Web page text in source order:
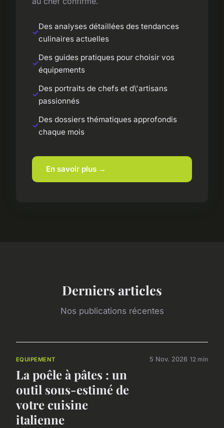
Des analyses détaillées des tendances
culinaires actuelles
Des guides pratiques pour choisir vos
équipements
Des portraits de chefs et d\'artisans
passionnés
Des dossiers thématiques approfondis
chaque mois
En savoir plus →
Derniers articles
Nos publications récentes
EQUIPEMENT
La poêle à pâtes : un
outil sous-estimé de
votre cuisine
italienne
5 Nov. 2026 12 min